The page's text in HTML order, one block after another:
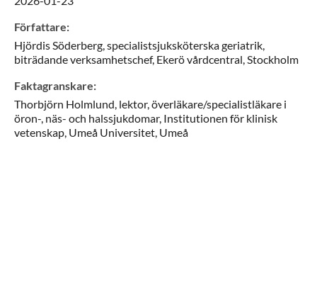
Författare:
HjördisSöderberg,specialistsjuksköterska geriatrik,
biträdande verksamhetschef, Ekerö vårdcentral,Stockholm
Faktagranskare:
Thorbjörn Holmlund, lektor, överläkare/specialistläkare i
öron-, näs- och halssjukdomar, Institutionen för klinisk
vetenskap, Umeå Universitet, Umeå